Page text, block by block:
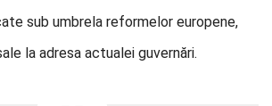
sub umbrela reformelor europene,
la adresa actualei guvernări.